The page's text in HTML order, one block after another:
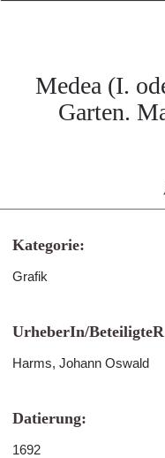
Medea (I.
Garten.
Kategorie:
Grafik
UrheberIn/
Harms, Johann Oswald
Datierung:
1692